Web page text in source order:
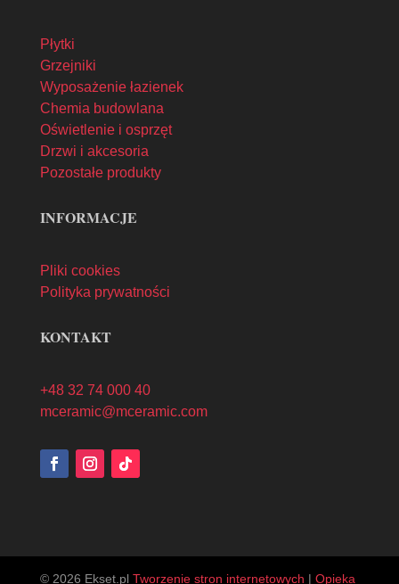
Płytki
Grzejniki
Wyposażenie łazienek
Chemia budowlana
Oświetlenie i osprzęt
Drzwi i akcesoria
Pozostałe produkty
INFORMACJE
Pliki cookies
Polityka prywatności
KONTAKT
+48 32 74 000 40
mceramic@mceramic.com
© 2026 Ekset.pl Tworzenie stron internetowych | Opieka